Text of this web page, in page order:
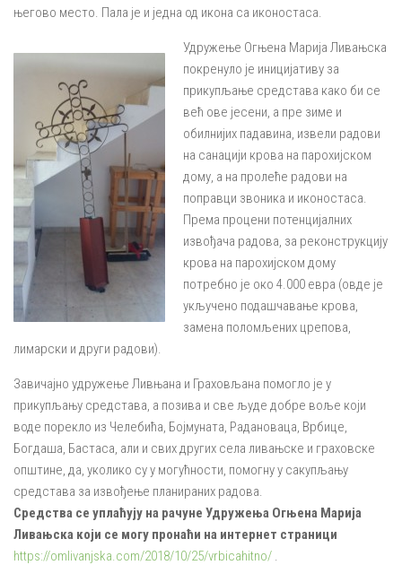
његово место. Пала је и једна од икона са иконостаса.
Удружење Огњена Марија Ливањска
покренуло је иницијативу за
прикупљање средстава како би се
већ ове јесени, а пре зиме и
обилнијих падавина, извели радови
на санацији крова на парохијском
дому, а на пролеће радови на
поправци звоника и иконостаса.
Према процени потенцијалних
извођача радова, за реконструкцију
крова на парохијском дому
потребно је око 4.000 евра (овде је
укључено подашчавање крова,
замена поломљених црепова,
лимарски и други радови).
Завичајно удружење Ливњана и Граховљана помогло је у
прикупљању средстава, а позива и све људе добре воље који
воде порекло из Челебића, Бојмуната, Радановаца, Врбице,
Богдаша, Бастаса, али и свих других села ливањске и граховске
општине, да, уколико су у могућности, помогну у сакупљању
средстава за извођење планираних радова.
Средства се уплаћују на рачуне Удружења Огњена Марија
Ливањска који се могу пронаћи на интернет страници
https://omlivanjska.com/2018/10/25/vrbicahitno/ .